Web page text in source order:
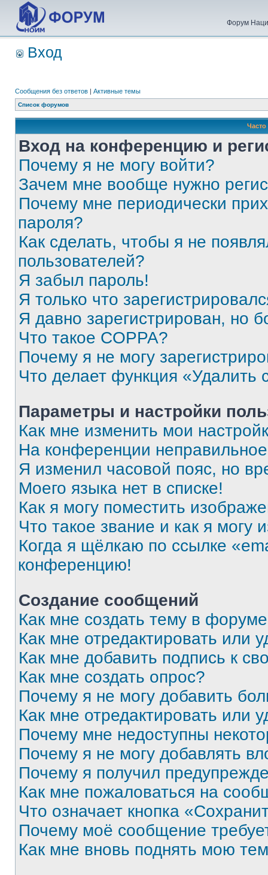
Форум
Вход
Сообщения без ответов | Активные темы
Список форумов
Вход на конференцию и
Почему я не могу войти?
Зачем мне вообще нужно
Почему мне периодически
пароля?
Как сделать, чтобы я не
пользователей?
Я забыл пароль!
Я только что
Я давно зарегистрирован, но
Что такое COPPA?
Почему я не могу
Что делает функция «Удалить
Параметры и настройки
Как мне изменить мои
На конференции
Я изменил часовой пояс, но
Моего языка нет в списке!
Как я могу поместить
Что такое звание и как я могу
Когда я щёлкаю по ссылке
конференцию!
Создание сообщений
Как мне создать тему в
Как мне отредактировать или
Как мне добавить подпись к
Как мне создать опрос?
Почему я не могу добавить
Как мне отредактировать или
Почему мне недоступны
Почему я не могу добавлять
Почему я получил
Как мне пожаловаться на
Что означает кнопка
Почему моё сообщение
Как мне вновь поднять мою